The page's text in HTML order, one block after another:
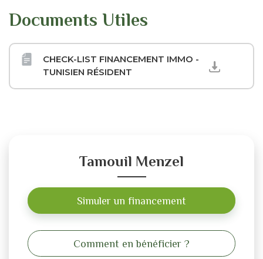
Documents Utiles
CHECK-LIST FINANCEMENT IMMO -
TUNISIEN RÉSIDENT
Tamouil Menzel
Simuler un financement
Comment en bénéficier ?